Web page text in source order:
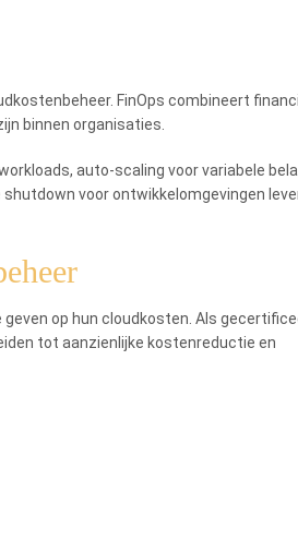
FinOps combineert
binnen organisaties.
auto-scaling voor variabele
voor ontwikkelomgevingen
op hun cloudkosten. Als
tot aanzienlijke kostenreductie en